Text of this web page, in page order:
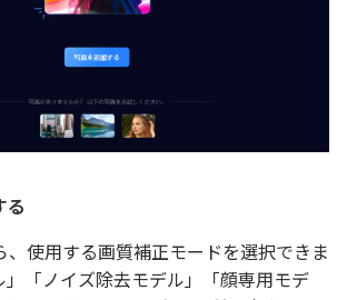
る
、使用する画質補正モードを選択できま
」「ノイズ除去モデル」「顔専用モデ